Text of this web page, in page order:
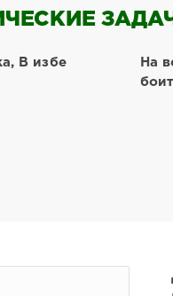
В избе
На